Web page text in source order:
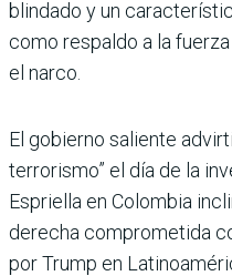
blindado y un
como respaldo a la
el narco.
El gobierno saliente
terrorismo” el día de la
Espriella en Colombia
derecha comprometida
por Trump en